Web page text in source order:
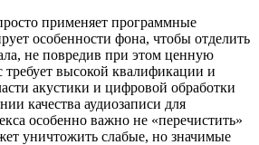
применяет программные
особенности фона, чтобы отделить
не повредив при этом ценную
высокой квалификации и
акустики и цифровой обработки
качества аудиозаписи для
особенно важно не «перечистить»
уничтожить слабые, но значимые